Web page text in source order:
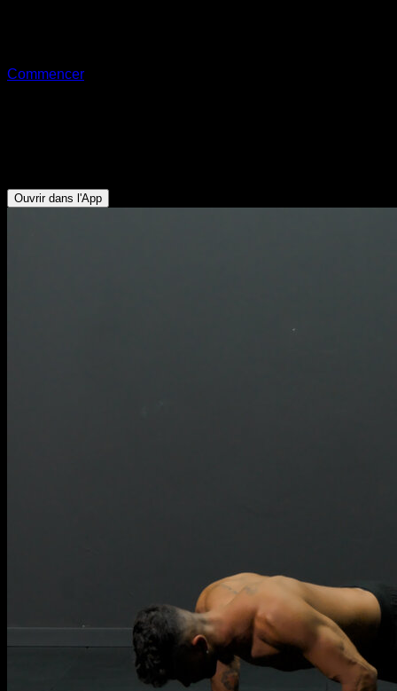
Commencer
Ouvrir dans l'App